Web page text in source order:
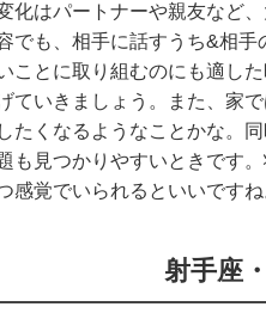
化はパートナーや親友など
でも、相手に話すうち&相手
ことに取り組むのにも適し
ていきましょう。また、家
たくなるようなことかな。
も見つかりやすいときです
感覚でいられるといいですね
射手座